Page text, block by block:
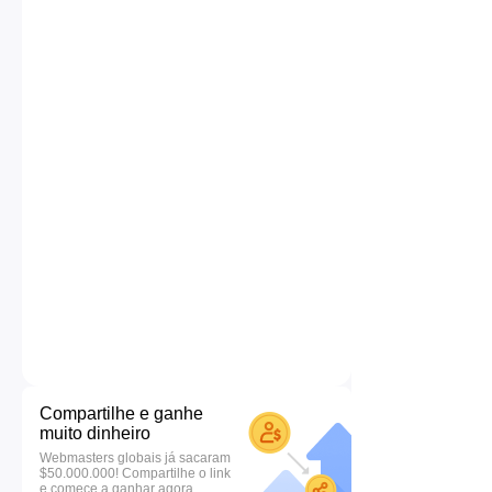
Compartilhe e ganhe
muito dinheiro
Webmasters globais já sacaram
$50.000.000! Compartilhe o link
e comece a ganhar agora.